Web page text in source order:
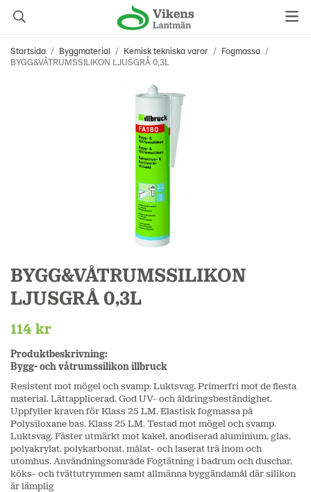
Startsida / Byggmaterial / Kemisk tekniska varor / Fogmassa /
BYGG&VÅTRUMSSILIKON LJUSGRÅ 0,3L
BYGG&VÅTRUMSSILIKON
LJUSGRÅ 0,3L
114 kr
Produktbeskrivning:
Bygg- och våtrumssilikon illbruck
Resistent mot mögel och svamp. Luktsvag. Primerfri mot de flesta
material. Lättapplicerad. God UV- och åldringsbeständighet.
Uppfyller kraven för Klass 25 LM. Elastisk fogmassa på
Polysiloxane bas. Klass 25 LM. Testad mot mögel och svamp.
Luktsvag. Fäster utmärkt mot kakel, anodiserad aluminium, glas,
polyakrylat, polykarbonat, målat- och laserat trä inom och
utomhus. Användningsområde Fogtätning i badrum och duschar,
köks- och tvättutrymmen samt allmänna byggändamål där silikon
är lämplig